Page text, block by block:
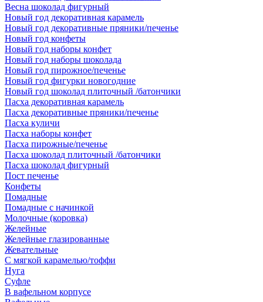
Весна шоколад фигурный
Новый год декоративная карамель
Новый год декоративные пряники/печенье
Новый год конфеты
Новый год наборы конфет
Новый год наборы шоколада
Новый год пирожное/печенье
Новый год фигурки новогодние
Новый год шоколад плиточный /батончики
Пасха декоративная карамель
Пасха декоративные пряники/печенье
Пасха куличи
Пасха наборы конфет
Пасха пирожные/печенье
Пасха шоколад плиточный /батончики
Пасха шоколад фигурный
Пост печенье
Конфеты
Помадные
Помадные с начинкой
Молочные (коровка)
Желейные
Желейные глазированные
Жевательные
С мягкой карамелью/тоффи
Нуга
Суфле
В вафельном корпусе